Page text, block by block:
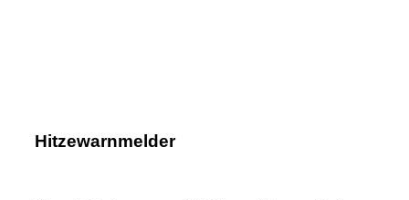
Hitzewarnmelder